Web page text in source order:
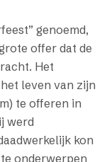
genoemd,
offer dat de
Het
leven van zijn
te offeren in
werd
kon
onderwerpen